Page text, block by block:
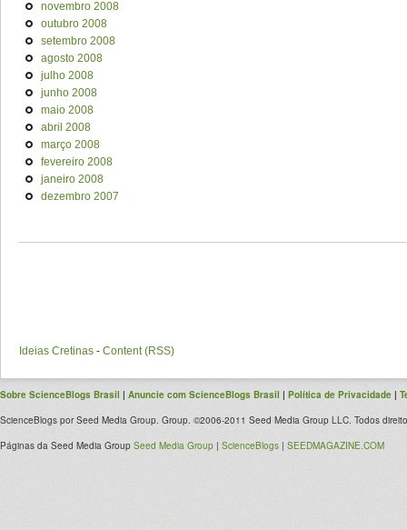
novembro 2008
outubro 2008
setembro 2008
agosto 2008
julho 2008
junho 2008
maio 2008
abril 2008
março 2008
fevereiro 2008
janeiro 2008
dezembro 2007
Ideias Cretinas - Content (RSS)
Sobre ScienceBlogs Brasil | Anuncie com ScienceBlogs Brasil | Política de Privacidade |
ScienceBlogs por Seed Media Group. Group. ©2006-2011 Seed Media Group LLC. Todos
Páginas da Seed Media Group Seed Media Group | ScienceBlogs | SEEDMAGAZINE.COM